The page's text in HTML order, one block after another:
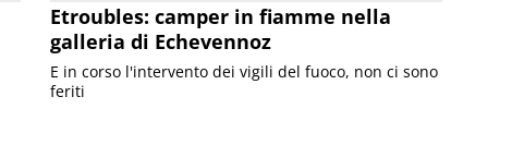
Etroubles: camper in fiamme nella
galleria di Echevennoz
E in corso l'intervento dei vigili del fuoco, non ci sono
feriti